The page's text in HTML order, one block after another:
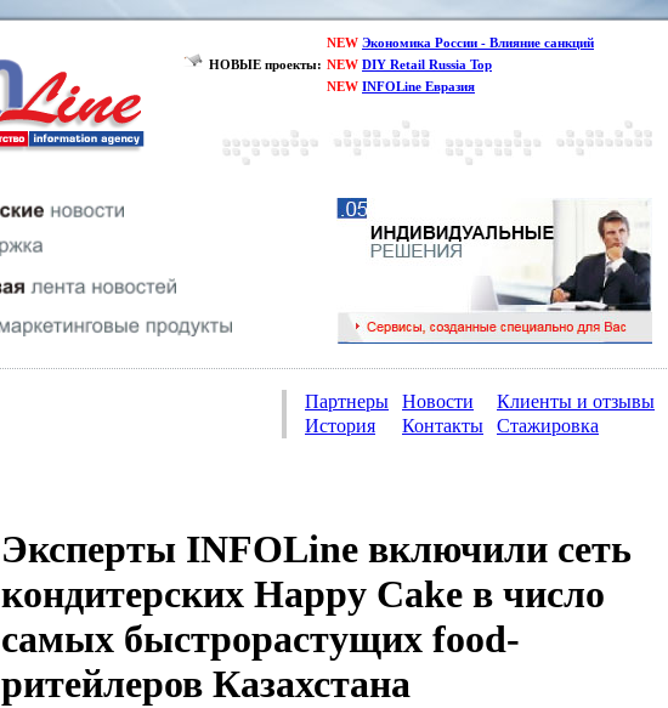
НОВЫЕ проекты:
NEW Экономика России - Влияние санкций
NEW DIY Retail Russia Top
NEW INFOLine Евразия
Партнеры Новости
Клиенты и отзывы
История
Контакты Стажировка
Эксперты INFOLine включили сеть
кондитерских Happy Cake в число
самых быстрорастущих food-
ритейлеров Казахстана